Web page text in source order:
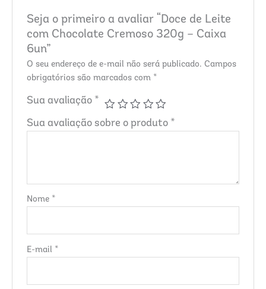
Seja o primeiro a avaliar “Doce de Leite
com Chocolate Cremoso 320g – Caixa
6un”
O seu endereço de e-mail não será publicado. Campos
obrigatórios são marcados com *
Sua avaliação *
Sua avaliação sobre o produto *
Nome *
E-mail *